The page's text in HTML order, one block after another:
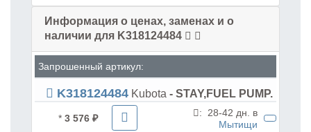
Информация о ценах, заменах и о
наличии для K318124484
Запрошенный артикул:
K318124484 Kubota - STAY,FUEL PUMP.
* 3 576 ₽ : 28-42 дн. в
Мытищи